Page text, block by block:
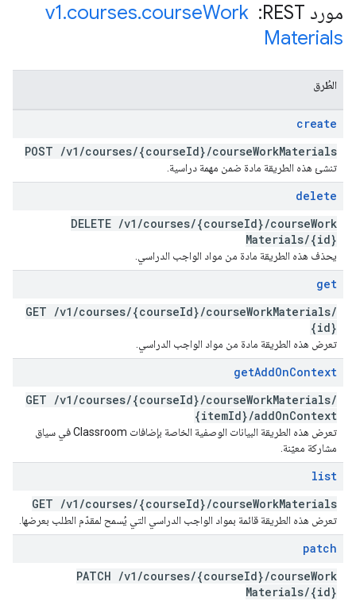
مورد REST: ‏ v1.courses.courseWork
Materials
الطُرق
create
POST /v1 /courses/{courseId}/courseWorkMaterials
تنشئ هذه الطريقة مادة ضمن مهمة دراسية.
delete
DELETE /v1 /courses/{courseId}/courseWork
Materials/{id}
يحذف هذه الطريقة مادة من مواد الواجب الدراسي.
get
GET /v1 /courses/{courseId}/courseWorkMaterials/
{id}
تعرض هذه الطريقة مادة من مواد الواجب الدراسي.
getAddOnContext
GET /v1 /courses/{courseId}/courseWorkMaterials/
{itemId}/addOnContext
تعرض هذه الطريقة البيانات الوصفية الخاصة بإضافات Classroom في سياق
مشاركة معيّنة.
list
GET /v1 /courses/{courseId}/courseWorkMaterials
تعرض هذه الطريقة قائمة بمواد الواجب الدراسي التي يُسمح لمقدّم الطلب بعرضها.
patch
PATCH /v1 /courses/{courseId}/courseWork
Materials/{id}